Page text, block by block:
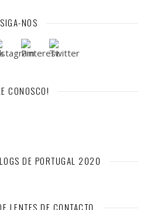
SIGA-NOS
CONOSCO!
DE PORTUGAL 2020
LENTES DE CONTACTO